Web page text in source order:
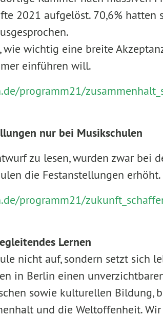
2021 aufgelöst. 70,6% hatten
wichtig eine breite
einführen will.
programm21/
nur bei Musikschulen
zu lesen, wurden zwar bei
die Festanstellungen erhöht.
programm21/
Lernen
nicht auf, sondern setzt sich
in Berlin einen
sowie kulturellen Bildung,
und die Weltoffenheit.